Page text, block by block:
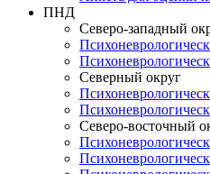
ПНД
Северо-западный
Северный округ
Северо-восточный